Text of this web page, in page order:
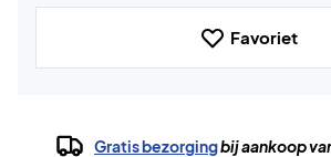
Favoriet
Gratis bezorgingbij aankoop